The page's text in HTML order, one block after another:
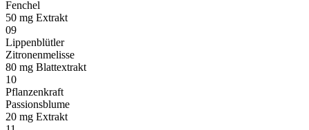
Fenchel
50 mg Extrakt
09
Lippenblütler
Zitronenmelisse
80 mg Blattextrakt
10
Pflanzenkraft
Passionsblume
20 mg Extrakt